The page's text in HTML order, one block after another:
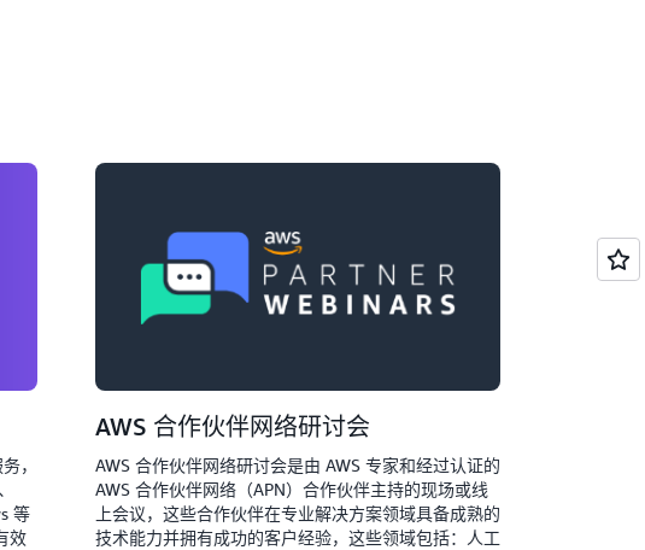
，
等
效
AWS 合作伙伴网络研讨会
AWS 合作伙伴网络研讨会是由 AWS 专家和经过认证的
AWS 合作伙伴网络（APN）合作伙伴主持的现场或线
上会议，这些合作伙伴在专业解决方案领域具备成熟的
技术能力并拥有成功的客户经验，这些领域包括：人工